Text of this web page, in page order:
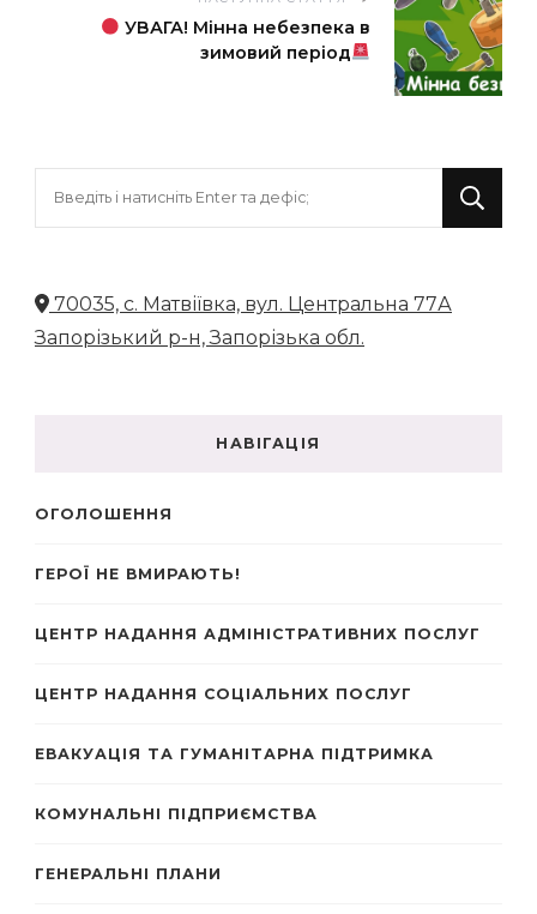
УВАГА! Мінна небезпека в
зимовий період
70035, с. Матвіївка, вул. Центральна 77А
Запорізький р-н, Запорізька обл.
НАВІГАЦІЯ
ОГОЛОШЕННЯ
ГЕРОЇ НЕ ВМИРАЮТЬ!
ЦЕНТР НАДАННЯ АДМІНІСТРАТИВНИХ ПОСЛУГ
ЦЕНТР НАДАННЯ СОЦІАЛЬНИХ ПОСЛУГ
ЕВАКУАЦІЯ ТА ГУМАНІТАРНА ПІДТРИМКА
КОМУНАЛЬНІ ПІДПРИЄМСТВА
ГЕНЕРАЛЬНІ ПЛАНИ